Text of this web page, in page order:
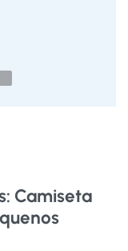
Camiseta